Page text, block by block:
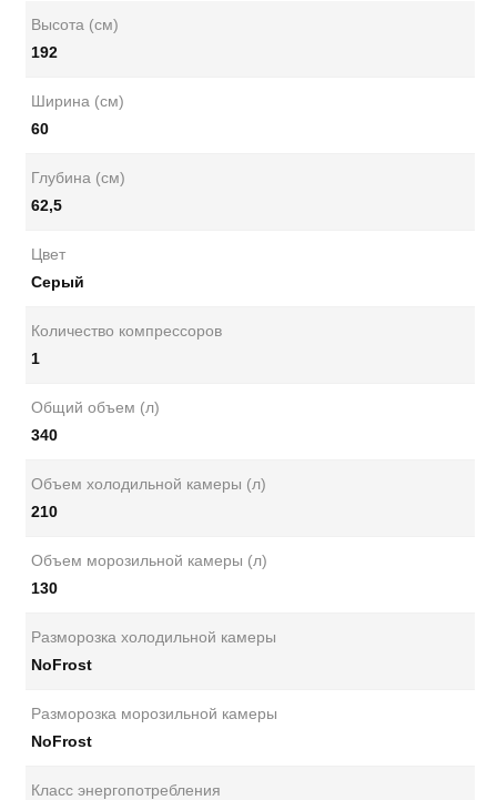
Высота (см)
192
Ширина (см)
60
Глубина (см)
62,5
Цвет
Серый
Количество компрессоров
1
Общий объем (л)
340
Объем холодильной камеры (л)
210
Объем морозильной камеры (л)
130
Разморозка холодильной камеры
NoFrost
Разморозка морозильной камеры
NoFrost
Класс энергопотребления